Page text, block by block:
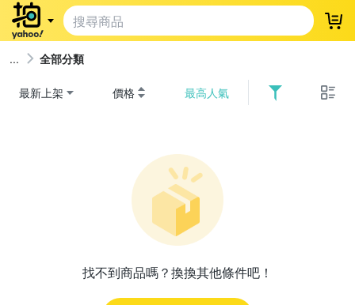
登
全部分類
最新上架 價格 最高人氣
找不到商品嗎？換換其他條件吧！